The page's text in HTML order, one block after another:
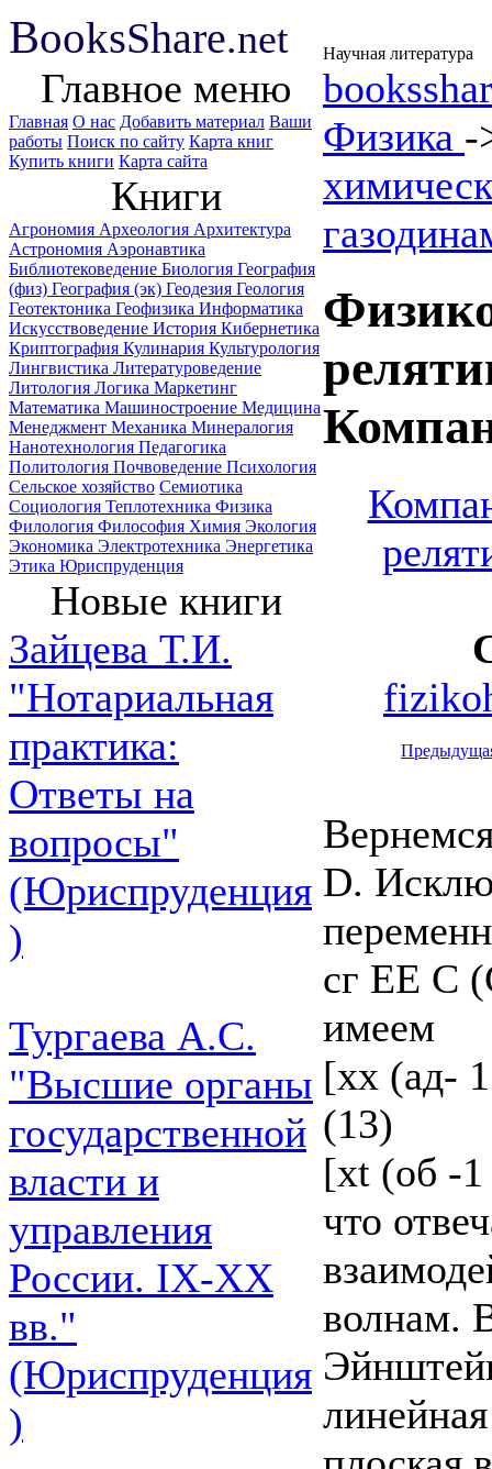
BooksShare.net Научная литература
Главное меню
Главная О нас Добавить материал Ваши
работы Поиск по сайту Карта книг
Купить книги Карта сайта
Книги
Агрономия Археология Архитектура
Астрономия Аэронавтика
Библиотековедение Биология География
(физ) География (эк) Геодезия Геология
Геотектоника Геофизика Информатика
Искусствоведение История Кибернетика
Криптография Кулинария Культурология
Лингвистика Литературоведение
Литология Логика Маркетинг
Математика Машиностроение Медицина
Менеджмент Механика Минералогия
Нанотехнология Педагогика
Политология Почвоведение Психология
Сельское хозяйство Семиотика
Социология Теплотехника Физика
Филология Философия Химия Экология
Экономика Электротехника Энергетика
Этика Юриспруденция
Новые книги
Зайцева Т.И.
"Нотариальная
практика:
Ответы на
вопросы"
(Юриспруденция
)
Тургаева А.С.
"Высшие органы
государственной
власти и
управления
России. IХ-ХХ
вв."
(Юриспруденция
)
Физика -
D.
сг ЕЕ С
имеем
[хх (ад-
(13)
[xt (об -
что
волнам.